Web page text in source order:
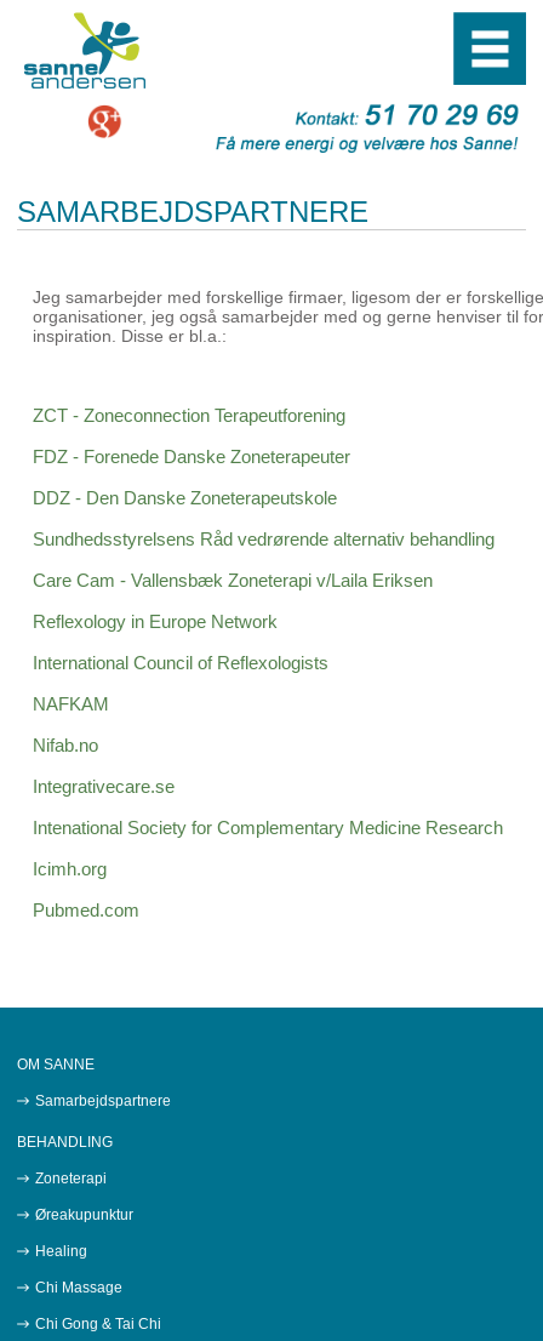
SAMARBEJDSPARTNERE
Jeg samarbejder med forskellige firmaer, ligesom der er
organisationer, jeg også samarbejder med og gerne henviser til
inspiration. Disse er bl.a.:
ZCT - Zoneconnection Terapeutforening
FDZ - Forenede Danske Zoneterapeuter
DDZ - Den Danske Zoneterapeutskole
Sundhedsstyrelsens Råd vedrørende alternativ behandling
Care Cam - Vallensbæk Zoneterapi v/Laila Eriksen
Reflexology in Europe Network
International Council of Reflexologists
NAFKAM
Nifab.no
Integrativecare.se
Intenational Society for Complementary Medicine Research
Icimh.org
Pubmed.com
OM SANNE
Samarbejdspartnere
BEHANDLING
Zoneterapi
Øreakupunktur
Healing
Chi Massage
Chi Gong & Tai Chi